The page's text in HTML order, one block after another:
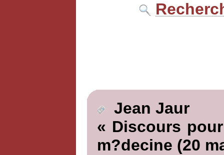
Jean Jaur
« Discours
m?decine (20